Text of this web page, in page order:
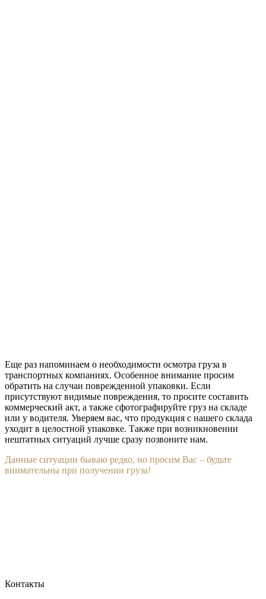
Еще раз напоминаем о необходимости осмотра груза в
транспортных компаниях. Особенное внимание просим
обратить на случаи поврежденной упаковки. Если
присутствуют видимые повреждения, то просите составить
коммерческий акт, а также сфотографируйте груз на складе
или у водителя. Уверяем вас, что продукция с нашего склада
уходит в целостной упаковке. Также при возникновении
нештатных ситуаций лучше сразу позвоните нам.
Данные ситуации бываю редко, но просим Вас – будьте
внимательны при получении груза!
Контакты